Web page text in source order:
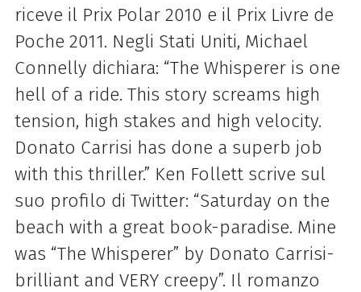
riceve il Prix Polar 2010 e il Prix Livre de
Poche 2011. Negli Stati Uniti, Michael
Connelly dichiara: “The Whisperer is one
hell of a ride. This story screams high
tension, high stakes and high velocity.
Donato Carrisi has done a superb job
with this thriller.” Ken Follett scrive sul
suo profilo di Twitter: “Saturday on the
beach with a great book-paradise. Mine
was “The Whisperer” by Donato Carrisi-
brilliant and VERY creepy”. Il romanzo